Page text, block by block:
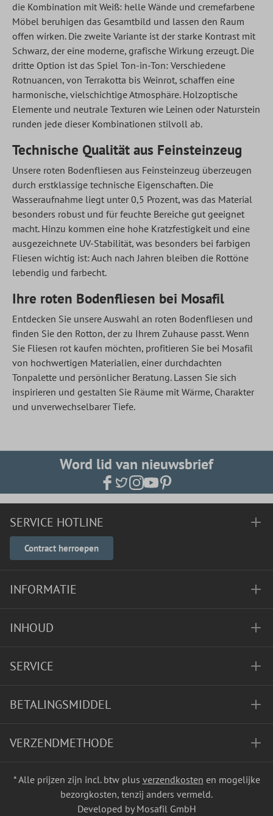
die Kombination mit Weiß: helle Wände und cremefarbene
Möbel beruhigen das Gesamtbild und lassen den Raum
offen wirken. Die zweite Variante ist der starke Kontrast mit
Schwarz, der eine moderne, grafische Wirkung erzeugt. Die
dritte Option ist das Spiel Ton-in-Ton: Verschiedene
Rotnuancen, von Terrakotta bis Weinrot, schaffen eine
harmonische, vielschichtige Atmosphäre. Holzoptische
Elemente und neutrale Texturen wie Leinen oder Naturstein
runden jede dieser Kombinationen stilvoll ab.
Technische Qualität aus Feinsteinzeug
Unsere roten Bodenfliesen aus Feinsteinzeug überzeugen
durch erstklassige technische Eigenschaften. Die
Wasseraufnahme liegt unter 0,5 Prozent, was das Material
besonders robust und für feuchte Bereiche gut geeignet
macht. Hinzu kommen eine hohe Kratzfestigkeit und eine
ausgezeichnete UV-Stabilität, was besonders bei farbigen
Fliesen wichtig ist: Auch nach Jahren bleiben die Rottöne
lebendig und farbecht.
Ihre roten Bodenfliesen bei Mosafil
Entdecken Sie unsere Auswahl an roten Bodenfliesen und
finden Sie den Rotton, der zu Ihrem Zuhause passt. Wenn
Sie Fliesen rot kaufen möchten, profitieren Sie bei Mosafil
von hochwertigen Materialien, einer durchdachten
Tonpalette und persönlicher Beratung. Lassen Sie sich
inspirieren und gestalten Sie Räume mit Wärme, Charakter
und unverwechselbarer Tiefe.
Word lid van nieuwsbrief
SERVICE HOTLINE
Contract herroepen
INFORMATIE
INHOUD
SERVICE
BETALINGSMIDDEL
VERZENDMETHODE
* Alle prijzen zijn incl. btw plus verzendkosten en mogelijke
bezorgkosten, tenzij anders vermeld.
Developed by Mosafil GmbH